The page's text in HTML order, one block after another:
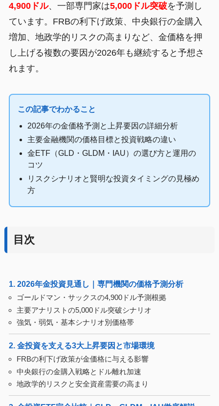
4,900ドル、一部専門家は5,000ドル突破を予測し
ています。FRBの利下げ政策、中央銀行の金購入
増加、地政学的リスクの高まりなど、金価格を押
し上げる複数の要因が2026年も継続すると予想さ
れます。
この記事でわかること
2026年の金価格予測と上昇要因の詳細分析
主要金融機関の価格目標と投資戦略の違い
金ETF（GLD・GLDM・IAU）の選び方と運用の
コツ
リスクシナリオと賢明な投資タイミングの見極め
方
目次
1. 2026年金投資見通し｜専門機関の価格予測分析
ゴールドマン・サックスの4,900ドル予測根拠
主要アナリストの5,000ドル突破シナリオ
強気・弱気・基本シナリオ別価格帯
2. 金投資を支える3大上昇要因と市場環境
FRBの利下げ政策が金価格に与える影響
中央銀行の金購入戦略とドル離れ加速
地政学的リスクと安全資産需要の高まり